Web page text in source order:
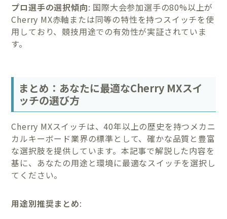
プロ選手の選択傾向: 国際大会参加選手の80%以上が
Cherry MX赤軸または同等の特性を持つスイッチを使
用しており、競技用途での有効性が実証されていま
す。
まとめ：あなたに最適なCherry MXスイ
ッチの選び方
Cherry MXスイッチは、40年以上の歴史を持つメカニ
カルキーボード業界の標準として、確かな品質と豊富
な選択肢を提供しています。本記事で解説した内容を
基に、あなたの用途と環境に最適なスイッチを選択し
てください。
用途別推奨まとめ: